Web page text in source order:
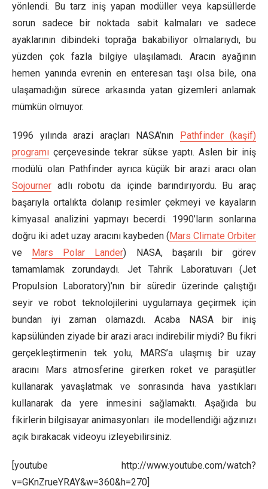
yönlendi. Bu tarz iniş yapan modüller veya kapsüllerde
sorun sadece bir noktada sabit kalmaları ve sadece
ayaklarının dibindeki toprağa bakabiliyor olmalarıydı, bu
yüzden çok fazla bilgiye ulaşılamadı. Aracın ayağının
hemen yanında evrenin en enteresan taşı olsa bile, ona
ulaşamadığın sürece arkasında yatan gizemleri anlamak
mümkün olmuyor.
1996 yılında arazi araçları NASA’nın
Pathfinder (kaşif)
programı çerçevesinde tekrar sükse yaptı. Aslen bir iniş
modülü olan Pathfinder ayrıca küçük bir arazi aracı olan
Sojourner adlı robotu da içinde barındırıyordu. Bu araç
başarıyla ortalıkta dolanıp resimler çekmeyi ve kayaların
kimyasal analizini yapmayı becerdi. 1990’ların sonlarına
doğru iki adet uzay aracını kaybeden ( Mars Climate Orbiter
ve
Mars Polar Lander) NASA, başarılı bir görev
tamamlamak zorundaydı. Jet Tahrik Laboratuvarı (Jet
Propulsion Laboratory)’nın bir süredir üzerinde çalıştığı
seyir ve robot teknolojilerini uygulamaya geçirmek için
bundan iyi zaman olamazdı. Acaba NASA bir iniş
kapsülünden ziyade bir arazi aracı indirebilir miydi? Bu fikri
gerçekleştirmenin tek yolu, MARS’a ulaşmış bir uzay
aracını Mars atmosferine girerken roket ve paraşütler
kullanarak yavaşlatmak ve sonrasında hava yastıkları
kullanarak da yere inmesini sağlamaktı. Aşağıda bu
fikirlerin bilgisayar animasyonları ile modellendiği ağzınızı
açık bırakacak videoyu izleyebilirsiniz.
[youtube http://www.youtube.com/watch?
v=GKnZrueYRAY&w=360&h=270]